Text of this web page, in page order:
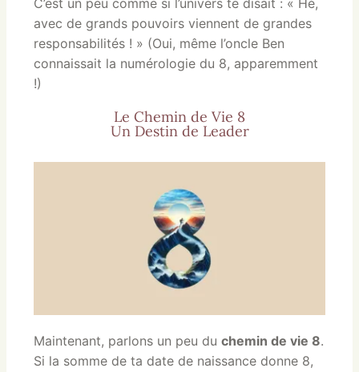
C’est un peu comme si l’univers te disait : « Hé,
avec de grands pouvoirs viennent de grandes
responsabilités ! » (Oui, même l’oncle Ben
connaissait la numérologie du 8, apparemment
!)
Le Chemin de Vie 8
Un Destin de Leader
Maintenant, parlons un peu du chemin de vie 8.
Si la somme de ta date de naissance donne 8,